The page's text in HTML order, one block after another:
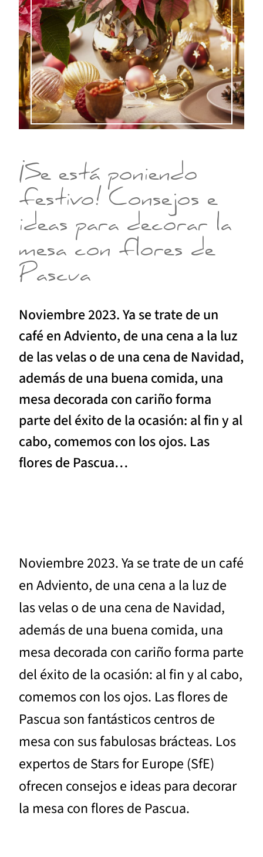
¡Se está poniendo
festivo! Consejos e
ideas para decorar la
mesa con flores de
Pascua
Noviembre 2023. Ya se trate de un
café en Adviento, de una cena a la luz
de las velas o de una cena de Navidad,
además de una buena comida, una
mesa decorada con cariño forma
parte del éxito de la ocasión: al fin y al
cabo, comemos con los ojos. Las
flores de Pascua…
Noviembre 2023. Ya se trate de un café
en Adviento, de una cena a la luz de
las velas o de una cena de Navidad,
además de una buena comida, una
mesa decorada con cariño forma parte
del éxito de la ocasión: al fin y al cabo,
comemos con los ojos. Las flores de
Pascua son fantásticos centros de
mesa con sus fabulosas brácteas. Los
expertos de Stars for Europe (SfE)
ofrecen consejos e ideas para decorar
la mesa con flores de Pascua.